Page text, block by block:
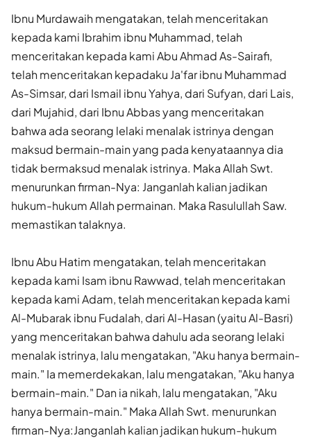
Ibnu Murdawaih mengatakan, telah menceritakan
kepada kami Ibrahim ibnu Muhammad, telah
menceritakan kepada kami Abu Ahmad As-Sairafi,
telah menceritakan kepadaku Ja'far ibnu Muhammad
As-Simsar, dari Ismail ibnu Yahya, dari Sufyan, dari Lais,
dari Mujahid, dari Ibnu Abbas yang menceritakan
bahwa ada seorang lelaki menalak istrinya dengan
maksud bermain-main yang pada kenyataannya dia
tidak bermaksud menalak istrinya. Maka Allah Swt.
menurunkan firman-Nya: Janganlah kalian jadikan
hukum-hukum Allah permainan. Maka Rasulullah Saw.
memastikan talaknya.
Ibnu Abu Hatim mengatakan, telah menceritakan
kepada kami Isam ibnu Rawwad, telah menceritakan
kepada kami Adam, telah menceritakan kepada kami
Al-Mubarak ibnu Fudalah, dari Al-Hasan (yaitu Al-Basri)
yang menceritakan bahwa dahulu ada seorang lelaki
menalak istrinya, lalu mengatakan, "Aku hanya bermain-
main." Ia memerdekakan, lalu mengatakan, "Aku hanya
bermain-main." Dan ia nikah, lalu mengatakan, "Aku
hanya bermain-main." Maka Allah Swt. menurunkan
firman-Nya:Janganlah kalian jadikan hukum-hukum